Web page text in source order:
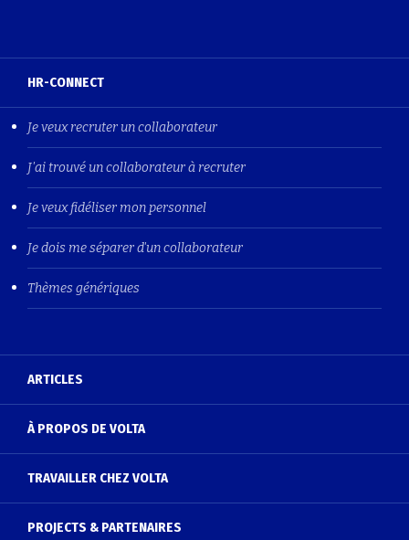
HR-CONNECT
Je veux recruter un collaborateur
J'ai trouvé un collaborateur à recruter
Je veux fidéliser mon personnel
Je dois me séparer d'un collaborateur
Thèmes génériques
ARTICLES
À PROPOS DE VOLTA
TRAVAILLER CHEZ VOLTA
PROJECTS & PARTENAIRES